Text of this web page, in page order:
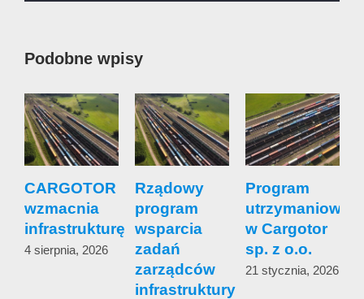
Podobne wpisy
CARGOTOR
wzmacnia
infrastrukturę
4 sierpnia, 2026
Rządowy
program
wsparcia
zadań
zarządców
infrastruktury
Program
utrzymaniowy
w Cargotor
sp. z o.o.
21 stycznia, 2026